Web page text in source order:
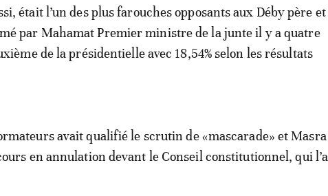
était l’un des plus farouches opposants aux Déby père et
par Mahamat Premier ministre de la junte il y a quatre
de la présidentielle avec 18,54% selon les résultats
avait qualifié le scrutin de «mascarade» et Masra
en annulation devant le Conseil constitutionnel, qui l’a